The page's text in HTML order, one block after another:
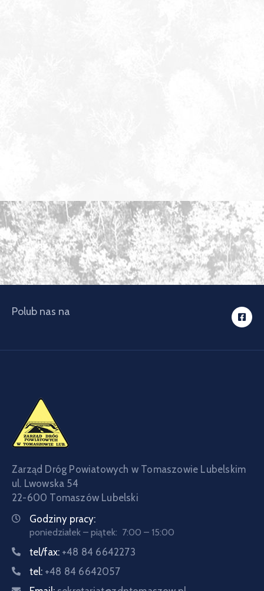
Polub nas na
Zarząd Dróg Powiatowych w Tomaszowie Lubelskim
ul. Lwowska 54
22-600 Tomaszów Lubelski
Godziny pracy:
poniedziałek – piątek: 7:00 – 15:00
tel/fax: +48 84 6642273
tel: +48 84 6642057